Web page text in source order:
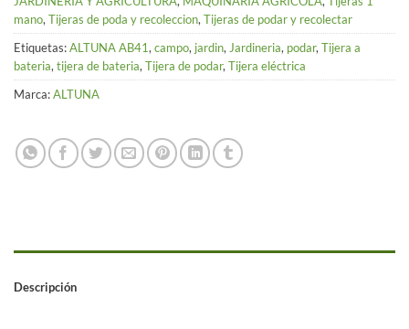
mano,Tijeras de poda y recoleccion,Tijeras de podar y recolectar
Etiquetas:ALTUNA AB41,campo, jardin,Jardineria, podar,Tijera a
bateria,tijera de bateria,Tijera de podar,Tijera eléctrica
Marca:ALTUNA
Descripción